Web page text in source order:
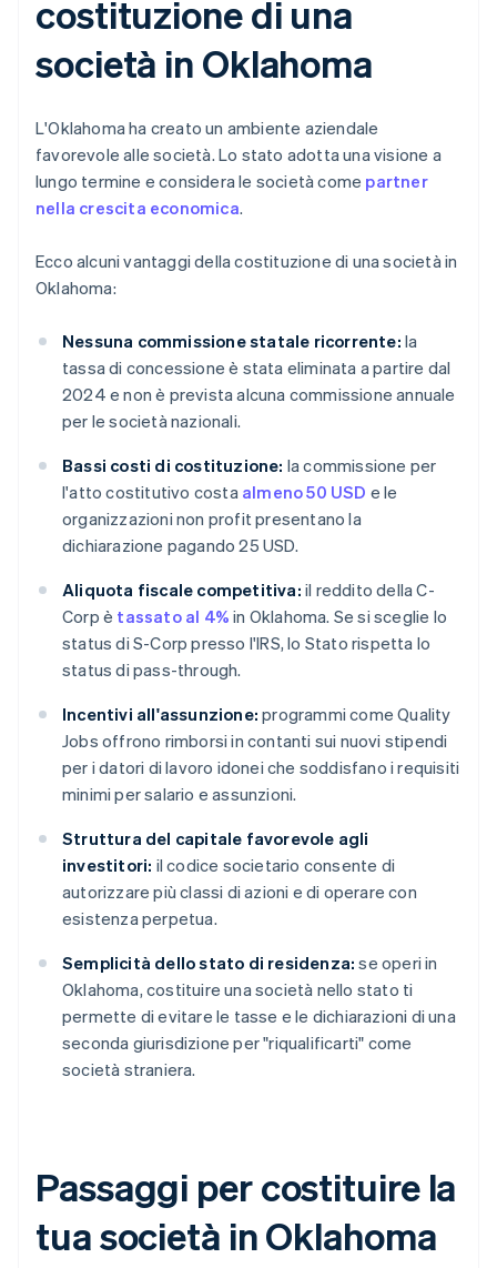
costituzione di una
società in Oklahoma
L'Oklahoma ha creato un ambiente aziendale
favorevole alle società. Lo stato adotta una visione a
lungo termine e considera le società come partner
nella crescita economica.
Ecco alcuni vantaggi della costituzione di una società in
Oklahoma:
Nessuna commissione statale ricorrente: la
tassa di concessione è stata eliminata a partire dal
2024 e non è prevista alcuna commissione annuale
per le società nazionali.
Bassi costi di costituzione: la commissione per
l'atto costitutivo costa almeno 50 USD e le
organizzazioni non profit presentano la
dichiarazione pagando 25 USD.
Aliquota fiscale competitiva: il reddito della C-
Corp è tassato al 4% in Oklahoma. Se si sceglie lo
status di S-Corp presso l'IRS, lo Stato rispetta lo
status di pass-through.
Incentivi all'assunzione: programmi come Quality
Jobs offrono rimborsi in contanti sui nuovi stipendi
per i datori di lavoro idonei che soddisfano i requisiti
minimi per salario e assunzioni.
Struttura del capitale favorevole agli
investitori: il codice societario consente di
autorizzare più classi di azioni e di operare con
esistenza perpetua.
Semplicità dello stato di residenza: se operi in
Oklahoma, costituire una società nello stato ti
permette di evitare le tasse e le dichiarazioni di una
seconda giurisdizione per "riqualificarti" come
società straniera.
Passaggi per costituire la
tua società in Oklahoma